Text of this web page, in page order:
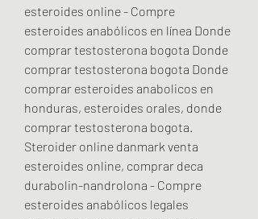
esteroides online - Compre
esteroides anabólicos en línea Donde
comprar testosterona bogota Donde
comprar testosterona bogota Donde
comprar esteroides anabolicos en
honduras, esteroides orales, donde
comprar testosterona bogota.
Steroider online danmark venta
esteroides online, comprar deca
durabolin-nandrolona - Compre
esteroides anabólicos legales